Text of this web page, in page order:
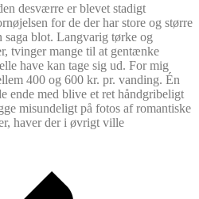
desværre er blevet stadigt
for de der har store og større
blot. Langvarig tørke og
tvinger mange til at gentænke
have kan tage sig ud. For mig
400 og 600 kr. pr. vanding. Én
ende med blive et ret håndgribeligt
misundeligt på fotos af romantiske
haver der i øvrigt ville